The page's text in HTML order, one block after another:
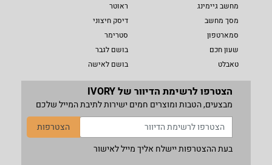
מחשב גיימינג
מסך מחשב
סמארטפון
שעון חכם
טאבלט
ראוטר
דיסק חיצוני
סטרימר
בושם לגבר
בושם לאישה
הצטרפו לרשימת הדיוור של IVORY
מבצעים, הטבות ומוצרים חמים ישירות לתיבת המייל שלכם
הצטרפות
בעת ההצטרפות יישלח אליך מייל לאישור